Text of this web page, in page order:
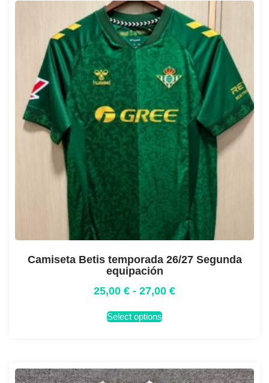
Camiseta Betis temporada 26/27 Segunda
equipación
25,00 € - 27,00 €
Select options